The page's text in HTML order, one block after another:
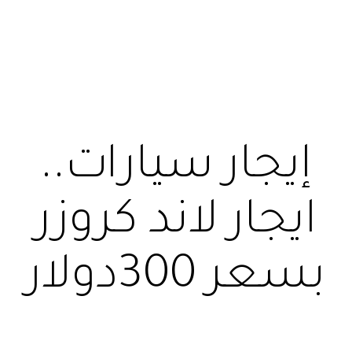
إيجار سيارات..
ايجار لاند كروزر
بسعر 300دولار